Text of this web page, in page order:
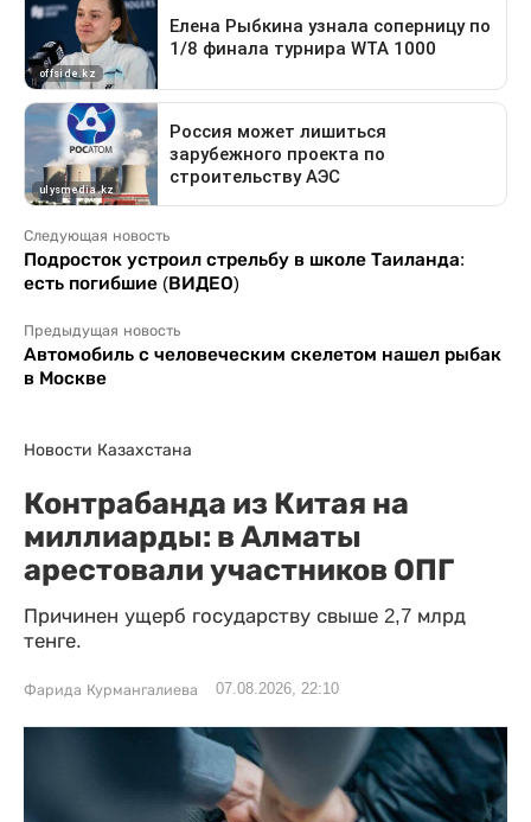
Следующая новость
Подросток устроил стрельбу в школе Таиланда:
есть погибшие (ВИДЕО)
Предыдущая новость
Автомобиль с человеческим скелетом нашел рыбак
в Москве
Новости Казахстана
Контрабанда из Китая на
миллиарды: в Алматы
арестовали участников ОПГ
Причинен ущерб государству свыше 2,7 млрд
тенге.
Фарида Курмангалиева 07.08.2026, 22:10